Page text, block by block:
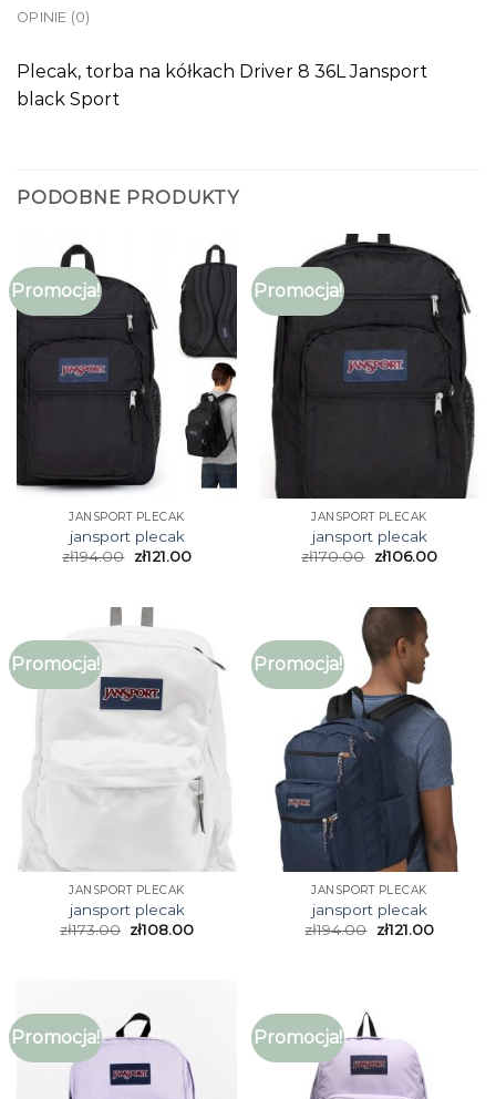
OPINIE (0)
Plecak, torba na kółkach Driver 8 36L Jansport
black Sport
PODOBNE PRODUKTY
Promocja!
JANSPORT PLECAK
jansport plecak
zł194.00 zł121.00
Promocja!
JANSPORT PLECAK
jansport plecak
zł170.00 zł106.00
Promocja!
JANSPORT PLECAK
jansport plecak
zł173.00 zł108.00
Promocja!
JANSPORT PLECAK
jansport plecak
zł194.00 zł121.00
Promocja! Promocja!